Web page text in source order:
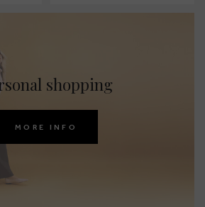
shopping
MORE INFO